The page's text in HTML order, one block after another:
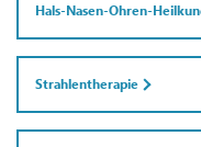
Hals-Nasen-Ohren-
Strahlentherapie